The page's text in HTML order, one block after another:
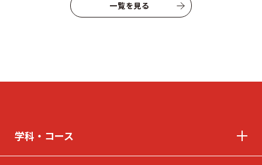
よくあるご質問
教員募集
プライバシーポリシー
留学生の方へ
一覧を見る
学科・コース